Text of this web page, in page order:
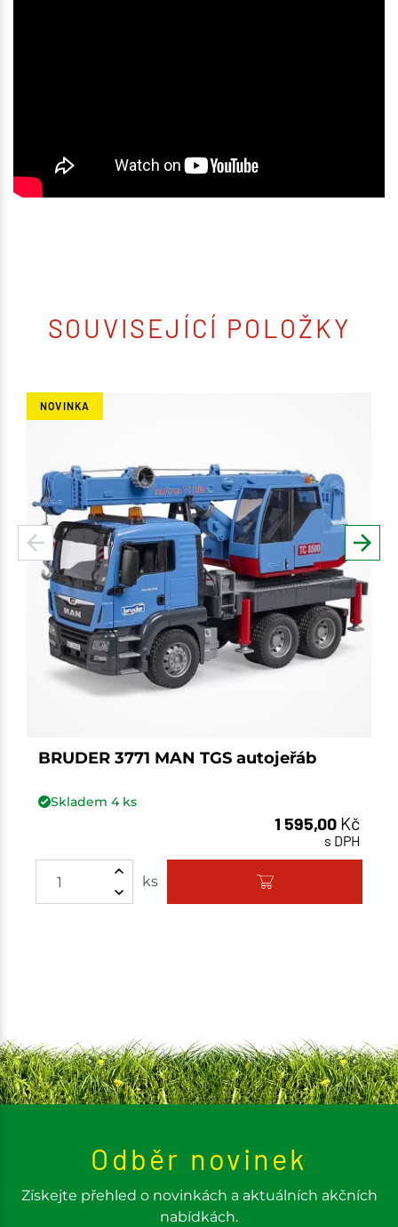
SOUVISEJÍCÍ POLOŽKY
NOVINKA
BRUDER 3771 MAN TGS autojeřáb
Skladem 4ks
1 595,00 Kč
s DPH
ks Množství
Odběr novinek
Získejte přehled o novinkách a aktuálních akčních
nabídkách.